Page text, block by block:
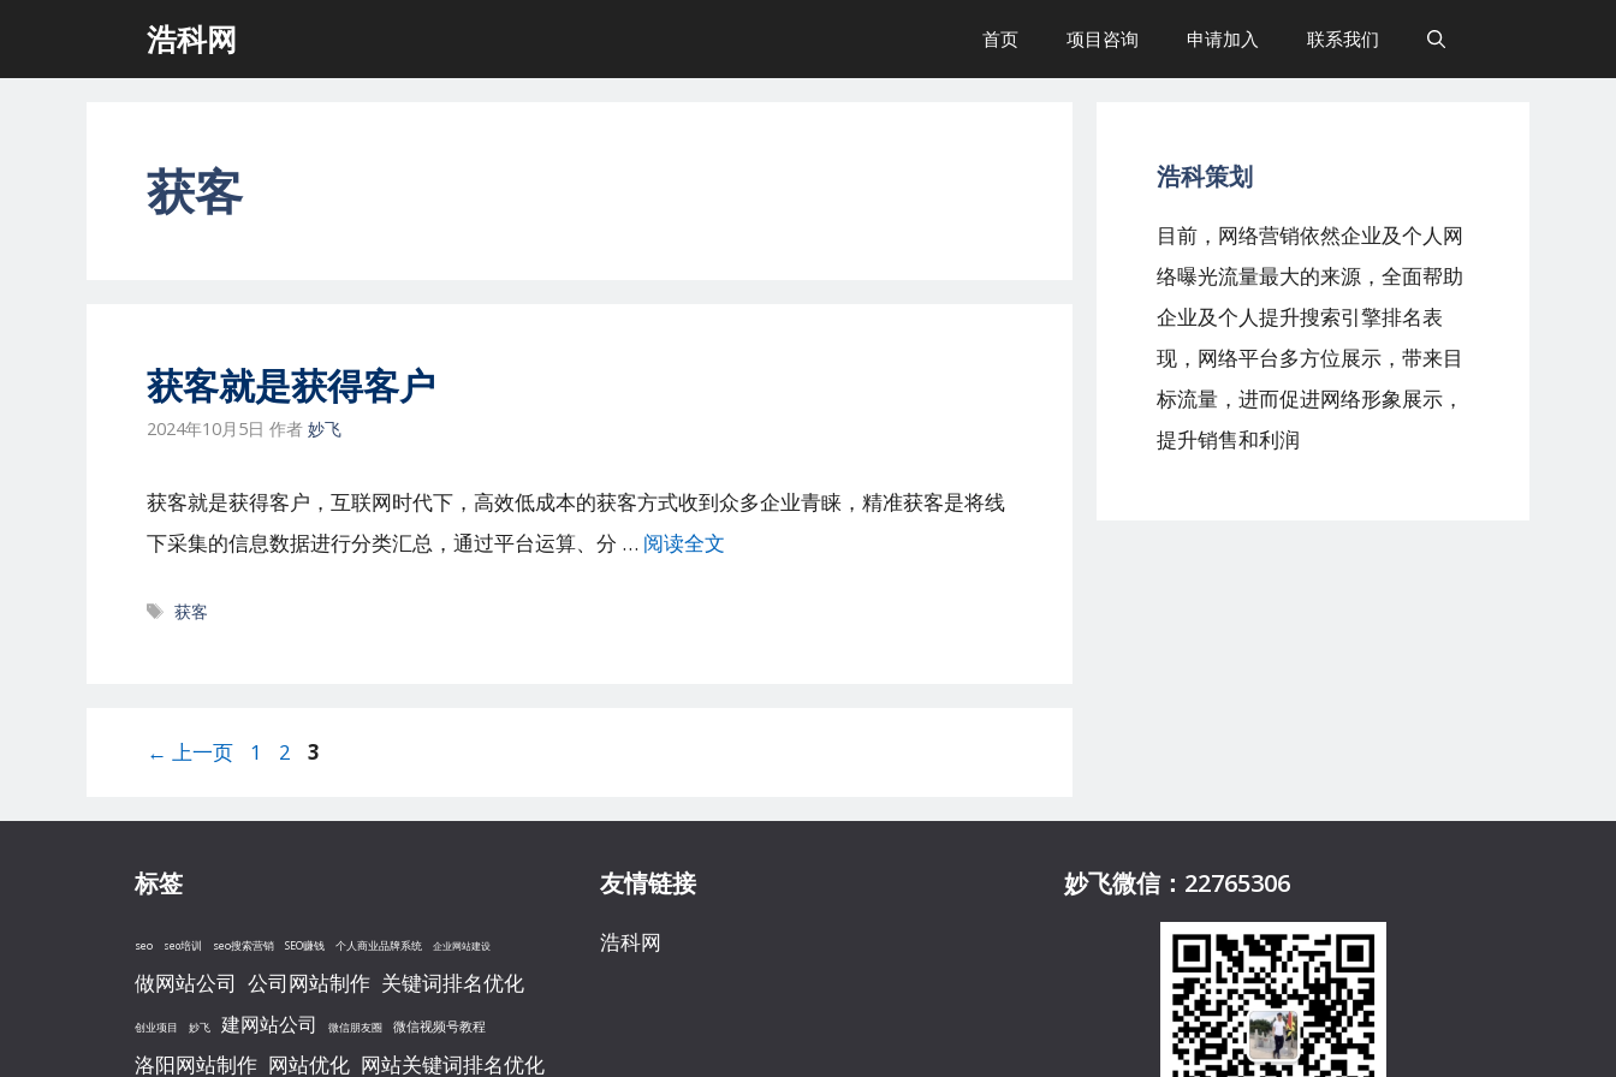
浩科网 首页 项目咨询 申请加入 联系我们
获客
获客就是获得客户
2024年10月5日 作者 妙飞
获客就是获得客户，互联网时代下，高效低成本的获客方式收到众多企业青睐，精准获客是将线
下采集的信息数据进行分类汇总，通过平台运算、分 … 阅读全文
标
获客
文
航
← 上一页
页
1
页
2
页
3
浩科策划
目前，网络营销依然企业及个人网
络曝光流量最大的来源，全面帮助
企业及个人提升搜索引擎排名表
现，网络平台多方位展示，带来目
标流量，进而促进网络形象展示，
提升销售和利润
标签
seo seo培训 seo搜索营销 SEO赚钱 个人商业品牌系统 企业网站建设
做网站公司 公司网站制作 关键词排名优化
创业项目 妙飞 建网站公司 微信朋友圈 微信视频号教程
洛阳网站制作 网站优化 网站关键词排名优化
友情链接
浩科网
妙飞微信：22765306